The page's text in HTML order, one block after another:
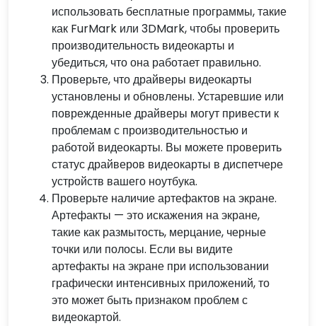
использовать бесплатные программы, такие
как FurMark или 3DMark, чтобы проверить
производительность видеокарты и
убедиться, что она работает правильно.
Проверьте, что драйверы видеокарты
установлены и обновлены. Устаревшие или
поврежденные драйверы могут привести к
проблемам с производительностью и
работой видеокарты. Вы можете проверить
статус драйверов видеокарты в диспетчере
устройств вашего ноутбука.
Проверьте наличие артефактов на экране.
Артефакты — это искажения на экране,
такие как размытость, мерцание, черные
точки или полосы. Если вы видите
артефакты на экране при использовании
графически интенсивных приложений, то
это может быть признаком проблем с
видеокартой.